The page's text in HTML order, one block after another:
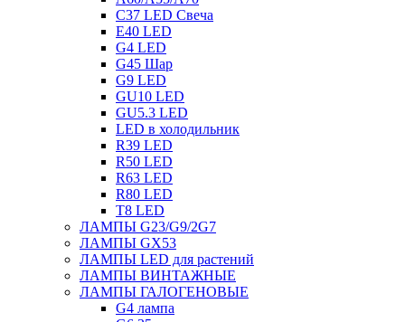
C37 LED Свеча
E40 LED
G4 LED
G45 Шар
G9 LED
GU10 LED
GU5.3 LED
LED в холодильник
R39 LED
R50 LED
R63 LED
R80 LED
T8 LED
ЛАМПЫ G23/G9/2G7
ЛАМПЫ GX53
ЛАМПЫ LED для растений
ЛАМПЫ ВИНТАЖНЫЕ
ЛАМПЫ ГАЛОГЕНОВЫЕ
G4 лампа